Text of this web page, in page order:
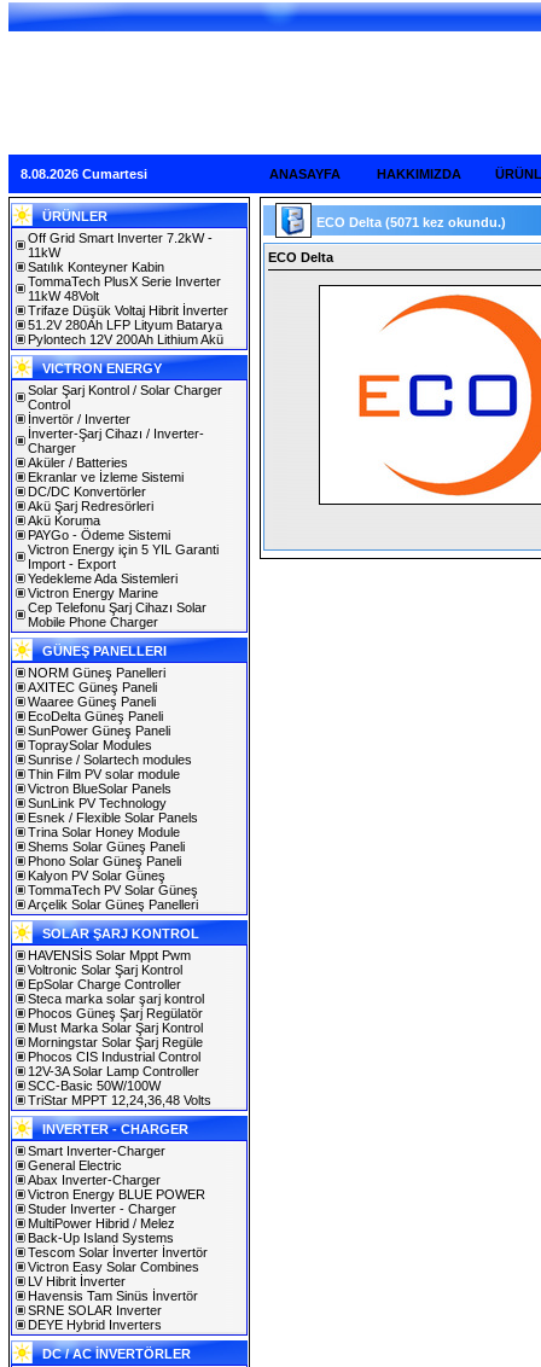
8.08.2026 Cumartesi ANASAYFA HAKKIMIZDA
ÜRÜNLER
Off Grid Smart Inverter 7.2kW -
11kW
Satılık Konteyner Kabin
TommaTech PlusX Serie Inverter
11kW 48Volt
Trifaze Düşük Voltaj Hibrit İnverter
51.2V 280Ah LFP Lityum Batarya
Pylontech 12V 200Ah Lithium Akü
VICTRON ENERGY
Solar Şarj Kontrol / Solar Charger
Control
İnvertör / Inverter
İnverter-Şarj Cihazı / Inverter-
Charger
Aküler / Batteries
Ekranlar ve İzleme Sistemi
DC/DC Konvertörler
Akü Şarj Redresörleri
Akü Koruma
PAYGo - Ödeme Sistemi
Victron Energy için 5 YIL Garanti
Import - Export
Yedekleme Ada Sistemleri
Victron Energy Marine
Cep Telefonu Şarj Cihazı Solar
Mobile Phone Charger
GÜNEŞ PANELLERI
NORM Güneş Panelleri
AXITEC Güneş Paneli
Waaree Güneş Paneli
EcoDelta Güneş Paneli
SunPower Güneş Paneli
TopraySolar Modules
Sunrise / Solartech modules
Thin Film PV solar module
Victron BlueSolar Panels
SunLink PV Technology
Esnek / Flexible Solar Panels
Trina Solar Honey Module
Shems Solar Güneş Paneli
Phono Solar Güneş Paneli
Kalyon PV Solar Güneş
TommaTech PV Solar Güneş
Arçelik Solar Güneş Panelleri
SOLAR ŞARJ KONTROL
HAVENSİS Solar Mppt Pwm
Voltronic Solar Şarj Kontrol
EpSolar Charge Controller
Steca marka solar şarj kontrol
Phocos Güneş Şarj Regülatör
Must Marka Solar Şarj Kontrol
Morningstar Solar Şarj Regüle
Phocos CIS Industrial Control
12V-3A Solar Lamp Controller
SCC-Basic 50W/100W
TriStar MPPT 12,24,36,48 Volts
INVERTER - CHARGER
Smart Inverter-Charger
General Electric
Abax Inverter-Charger
Victron Energy BLUE POWER
Studer Inverter - Charger
MultiPower Hibrid / Melez
Back-Up Island Systems
Tescom Solar İnverter İnvertör
Victron Easy Solar Combines
LV Hibrit İnverter
Havensis Tam Sinüs İnvertör
SRNE SOLAR Inverter
DEYE Hybrid Inverters
DC / AC İNVERTÖRLER
ECO Delta (5071 kez okundu.)
ECO Delta